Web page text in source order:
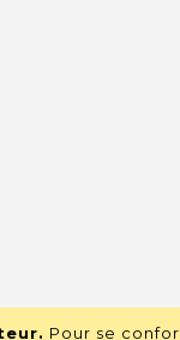
Pour se